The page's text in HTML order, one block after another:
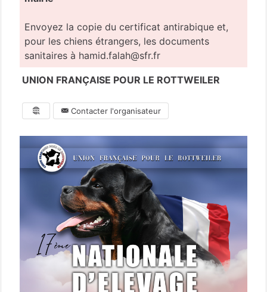
Envoyez la copie du certificat antirabique et,
pour les chiens étrangers, les documents
sanitaires à hamid.falah@sfr.fr
UNION FRANÇAISE POUR LE ROTTWEILER
Contacter l'organisateur